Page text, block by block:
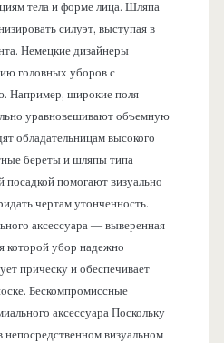
тела и форме лица. Шляпа
силуэт, выступая в
Немецкие дизайнеры
головных уборов с
Например, широкие поля
уравновешивают объемную
обладательницам высокого
береты и шляпы типа
помогают визуально
чертам утонченность.
аксессуара — выверенная
которой убор надежно
прическу и обеспечивает
Бескомпромиссные
аксессуара Поскольку
непосредственном визуальном